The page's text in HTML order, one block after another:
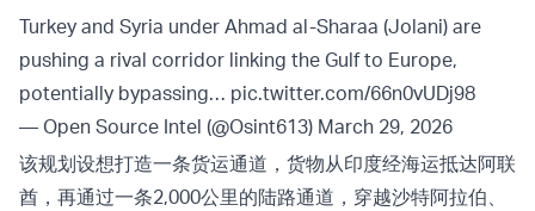
Turkey and Syria under Ahmad al-Sharaa (Jolani) are
pushing a rival corridor linking the Gulf to Europe,
potentially bypassing… pic.twitter.com/66n0vUDj98
— Open Source Intel (@Osint613) March 29, 2026
该规划设想打造一条货运通道，货物从印度经海运抵达阿联
酋，再通过一条2,000公里的陆路通道，穿越沙特阿拉伯、